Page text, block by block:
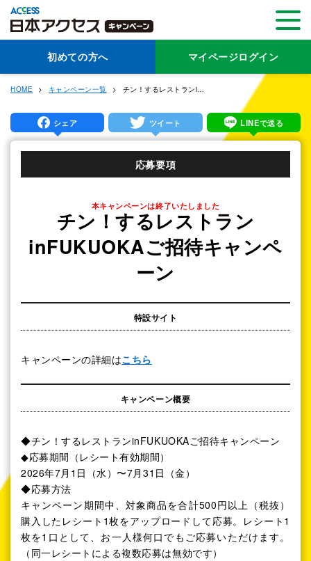
初めての方へ マイページログイン
HOME キャンペーン一覧 チン！するレストランinFUKUOKAご招待キャンペーン
シェア ツイート LINEで送る
応募要項
本キャンペーンは終了いたしました
チン！するレストラン
inFUKUOKAご招待キャンペ
ーン
特設サイト
キャンペーンの詳細はこちら
キャンペーン概要
◆チン！するレストランinFUKUOKAご招待キャンペーン
◆応募期間（レシート有効期間）
2026年7月1日（水）〜7月31日（金）
◆応募方法
キャンペーン期間中、対象商品を合計500円以上（税抜）
購入したレシート1枚をアップロードして応募。レシート1
枚を1口として、お一人様何口でもご応募いただけます。
（同一レシートによる複数応募は無効です）